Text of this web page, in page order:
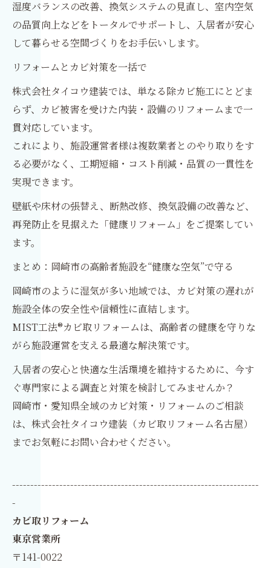
湿度バランスの改善、換気システムの見直し、室内空気
の品質向上などをトータルでサポートし、入居者が安心
して暮らせる空間づくりをお手伝いします。
リフォームとカビ対策を一括で
株式会社タイコウ建装では、単なる除カビ施工にとどま
らず、カビ被害を受けた内装・設備のリフォームまで一
貫対応しています。
これにより、施設運営者様は複数業者とのやり取りをす
る必要がなく、工期短縮・コスト削減・品質の一貫性を
実現できます。
壁紙や床材の張替え、断熱改修、換気設備の改善など、
再発防止を見据えた「健康リフォーム」をご提案してい
ます。
まとめ：岡崎市の高齢者施設を“健康な空気”で守る
岡崎市のように湿気が多い地域では、カビ対策の遅れが
施設全体の安全性や信頼性に直結します。
MIST工法®カビ取リフォームは、高齢者の健康を守りな
がら施設運営を支える最適な解決策です。
入居者の安心と快適な生活環境を維持するために、今す
ぐ専門家による調査と対策を検討してみませんか？
岡崎市・愛知県全域のカビ対策・リフォームのご相談
は、株式会社タイコウ建装（カビ取リフォーム名古屋）
までお気軽にお問い合わせください。
--------------------------------------------------------------------
-
カビ取リフォーム
東京営業所
〒141-0022